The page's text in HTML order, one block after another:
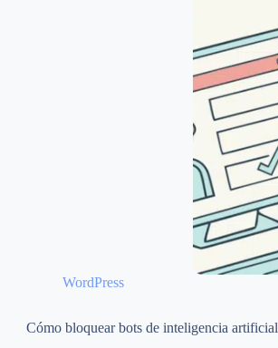
WordPress
Cómo bloquear bots de inteligencia artificial